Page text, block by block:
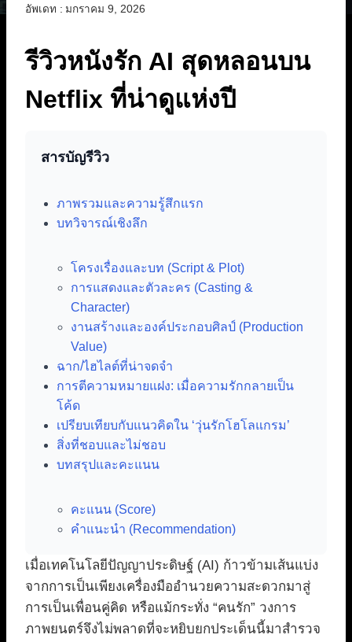
อัพเดท : มกราคม 9, 2026
รีวิวหนังรัก AI สุดหลอนบน
Netflix ที่น่าดูแห่งปี
สารบัญรีวิว
ภาพรวมและความรู้สึกแรก
บทวิจารณ์เชิงลึก
โครงเรื่องและบท (Script & Plot)
การแสดงและตัวละคร (Casting &
Character)
งานสร้างและองค์ประกอบศิลป์ (Production
Value)
ฉาก/ไฮไลต์ที่น่าจดจำ
การตีความหมายแฝง: เมื่อความรักกลายเป็น
โค้ด
เปรียบเทียบกับแนวคิดใน ‘วุ่นรักโฮโลแกรม’
สิ่งที่ชอบและไม่ชอบ
บทสรุปและคะแนน
คะแนน (Score)
คำแนะนำ (Recommendation)
เมื่อเทคโนโลยีปัญญาประดิษฐ์ (AI) ก้าวข้ามเส้นแบ่ง
จากการเป็นเพียงเครื่องมืออำนวยความสะดวกมาสู่
การเป็นเพื่อนคู่คิด หรือแม้กระทั่ง “คนรัก” วงการ
ภาพยนตร์จึงไม่พลาดที่จะหยิบยกประเด็นนี้มาสำรวจ